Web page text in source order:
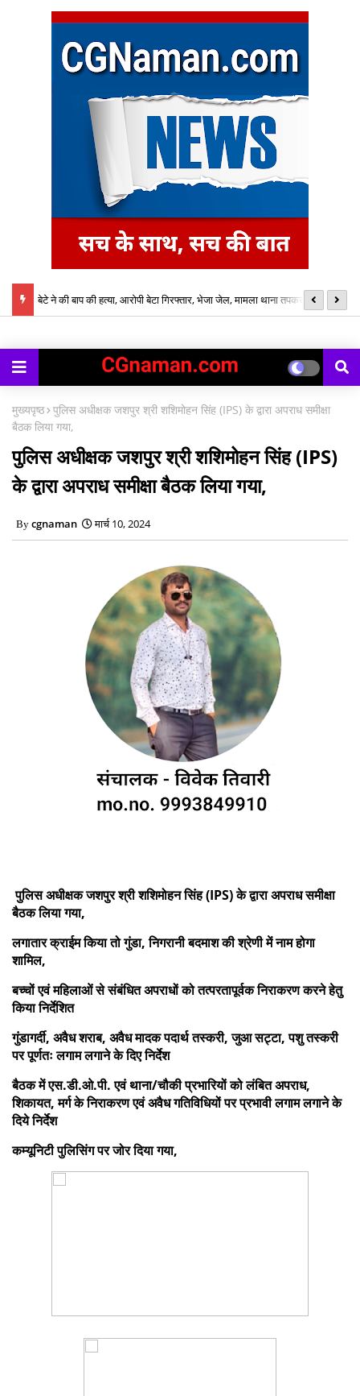
बेटे ने की बाप की हत्या, आरोपी बेटा गिरफ्तार, भेजा जेल, मामला थाना तपकरा अन्तर्गत
मुख्यपृष्ठ पुलिस अधीक्षक जशपुर श्री शशिमोहन सिंह (IPS) के द्वारा अपराध समीक्षा
बैठक लिया गया,
पुलिस अधीक्षक जशपुर श्री शशिमोहन सिंह (IPS)
के द्वारा अपराध समीक्षा बैठक लिया गया,
cgnaman मार्च 10, 2024
पुलिस अधीक्षक जशपुर श्री शशिमोहन सिंह (IPS) के द्वारा अपराध समीक्षा
बैठक लिया गया,
लगातार क्राईम किया तो गुंडा, निगरानी बदमाश की श्रेणी में नाम होगा
शामिल,
बच्चों एवं महिलाओं से संबंधित अपराधों को तत्परतापूर्वक निराकरण करने हेतु
किया निर्देशित
गुंडागर्दी, अवैध शराब, अवैध मादक पदार्थ तस्करी, जुआ सट्टा, पशु तस्करी
पर पूर्णतः लगाम लगाने के दिए निर्देश
बैठक में एस.डी.ओ.पी. एवं थाना/चौकी प्रभारियों को लंबित अपराध,
शिकायत, मर्ग के निराकरण एवं अवैध गतिविधियों पर प्रभावी लगाम लगाने के
दिये निर्देश
कम्यूनिटी पुलिसिंग पर जोर दिया गया,